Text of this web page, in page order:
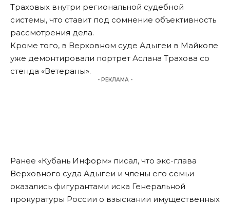
Траховых внутри региональной судебной
системы, что ставит под сомнение объективность
рассмотрения дела.
Кроме того, в Верховном суде Адыгеи в Майкопе
уже демонтировали портрет Аслана Трахова со
стенда «Ветераны».
- РЕКЛАМА -
Ранее «Кубань Информ» писал, что экс-глава
Верховного суда Адыгеи и члены его семьи
оказались фигурантами иска Генеральной
прокуратуры России о взыскании имущественных